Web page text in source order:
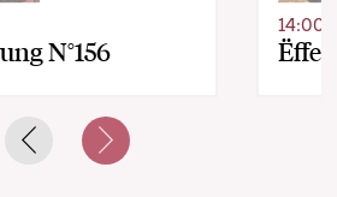
N°156
14:00
Previous slideNext slide